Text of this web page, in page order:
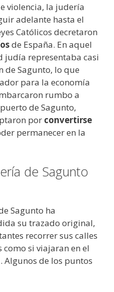
violencia, la judería
adelante hasta el
Católicos decretaron
de España. En aquel
judía representaba casi
de Sagunto, lo que
para la economía
rumbo a
de Sagunto,
por convertirse
permanecer en la
de Sagunto
Sagunto ha
su trazado original,
recorrer sus calles
si viajaran en el
de los puntos